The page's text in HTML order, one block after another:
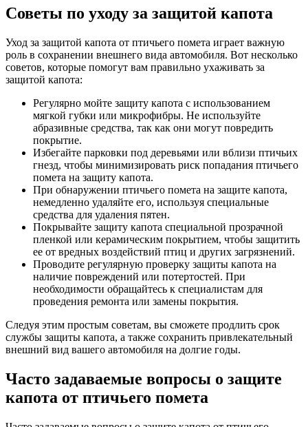
Советы по уходу за защитой капота
Уход за защитой капота от птичьего помета играет важную
роль в сохранении внешнего вида автомобиля. Вот несколько
советов, которые помогут вам правильно ухаживать за
защитой капота:
Регулярно мойте защиту капота с использованием
мягкой губки или микрофибры. Не используйте
абразивные средства, так как они могут повредить
покрытие.
Избегайте парковки под деревьями или вблизи птичьих
гнезд, чтобы минимизировать риск попадания птичьего
помета на защиту капота.
При обнаружении птичьего помета на защите капота,
немедленно удаляйте его, используя специальные
средства для удаления пятен.
Покрывайте защиту капота специальной прозрачной
пленкой или керамическим покрытием, чтобы защитить
ее от вредных воздействий птиц и других загрязнений.
Проводите регулярную проверку защиты капота на
наличие повреждений или потертостей. При
необходимости обращайтесь к специалистам для
проведения ремонта или замены покрытия.
Следуя этим простым советам, вы сможете продлить срок
службы защиты капота, а также сохранить привлекательный
внешний вид вашего автомобиля на долгие годы.
Часто задаваемые вопросы о защите
капота от птичьего помета